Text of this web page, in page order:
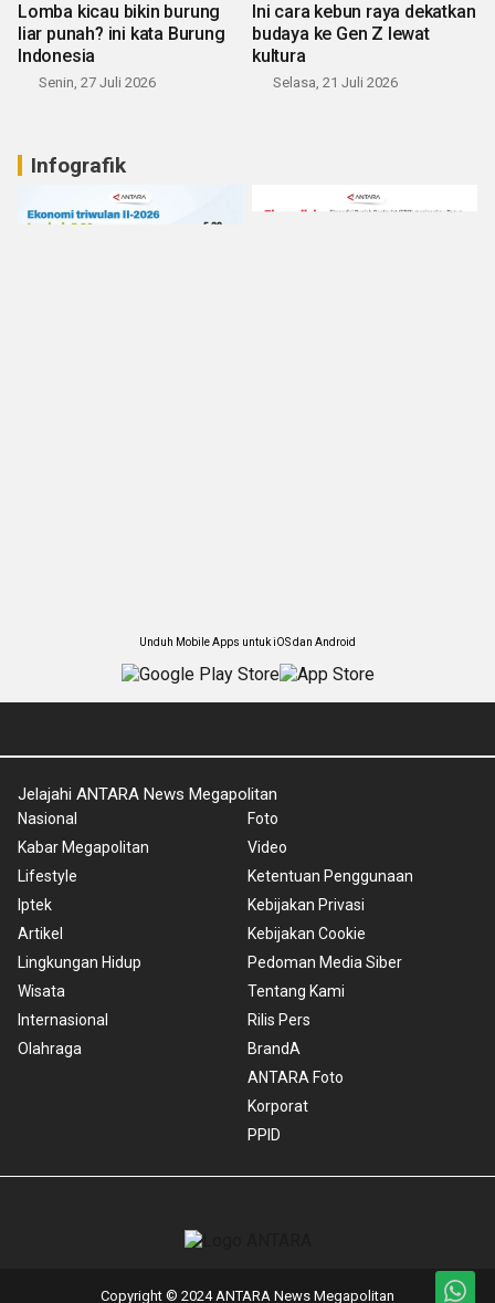
Lomba kicau bikin burung
liar punah? ini kata Burung
Indonesia
Senin, 27 Juli 2026
Ini cara kebun raya dekatkan
budaya ke Gen Z lewat
kultura
Selasa, 21 Juli 2026
Infografik
Unduh Mobile Apps untuk iOS dan Android
Jelajahi ANTARA News Megapolitan
Nasional
Kabar Megapolitan
Lifestyle
Iptek
Artikel
Lingkungan Hidup
Wisata
Internasional
Olahraga
Foto
Video
Ketentuan Penggunaan
Kebijakan Privasi
Kebijakan Cookie
Pedoman Media Siber
Tentang Kami
Rilis Pers
BrandA
ANTARA Foto
Korporat
PPID
Copyright © 2024 ANTARA News Megapolitan